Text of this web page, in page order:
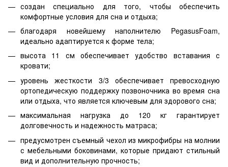
создан специально для того, чтобы обеспечить
комфортные условия для сна и отдыха;
благодаря новейшему наполнителю PegasusFoam,
идеально адаптируется к форме тела;
высота 11 см обеспечивает удобство вставания с
кровати;
уровень жесткости 3/3 обеспечивает превосходную
ортопедическую поддержку позвоночника во время сна
или отдыха, что является ключевым для здорового сна;
максимальная нагрузка до 120 кг гарантирует
долговечность и надежность матраса;
предусмотрен съемный чехол из микрофибры на молнии
с мебельными боковинами, которые придают стильный
вид и дополнительную прочность;